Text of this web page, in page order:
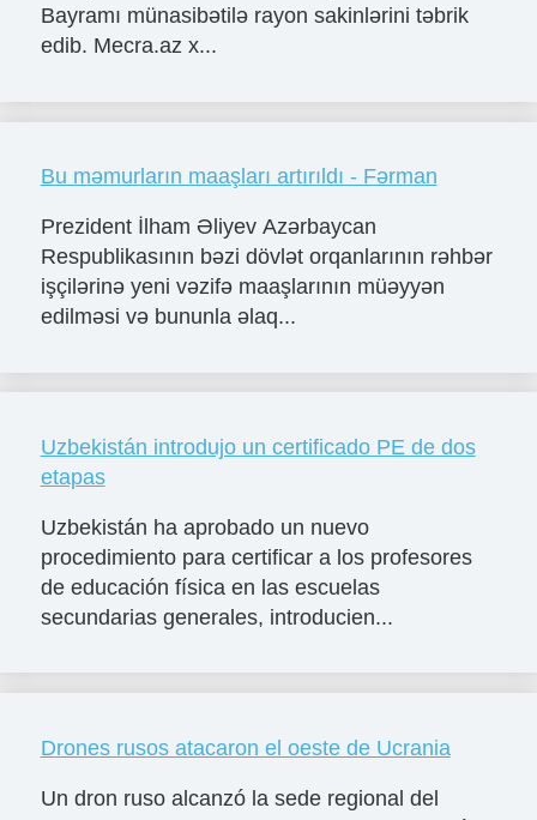
Bayramı münasibətilə rayon sakinlərini təbrik
edib. Mecra.az x...
Bu məmurların maaşları artırıldı - Fərman
Prezident İlham Əliyev Azərbaycan
Respublikasının bəzi dövlət orqanlarının rəhbər
işçilərinə yeni vəzifə maaşlarının müəyyən
edilməsi və bununla əlaq...
Uzbekistán introdujo un certificado PE de dos
etapas
Uzbekistán ha aprobado un nuevo
procedimiento para certificar a los profesores
de educación física en las escuelas
secundarias generales, introducien...
Drones rusos atacaron el oeste de Ucrania
Un dron ruso alcanzó la sede regional del